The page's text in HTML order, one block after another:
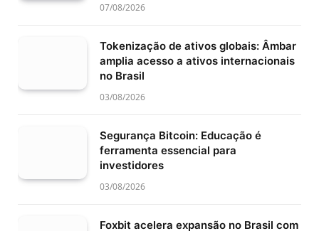
07/08/2026
Tokenização de ativos globais: Âmbar
amplia acesso a ativos internacionais
no Brasil
03/08/2026
Segurança Bitcoin: Educação é
ferramenta essencial para
investidores
03/08/2026
Foxbit acelera expansão no Brasil com